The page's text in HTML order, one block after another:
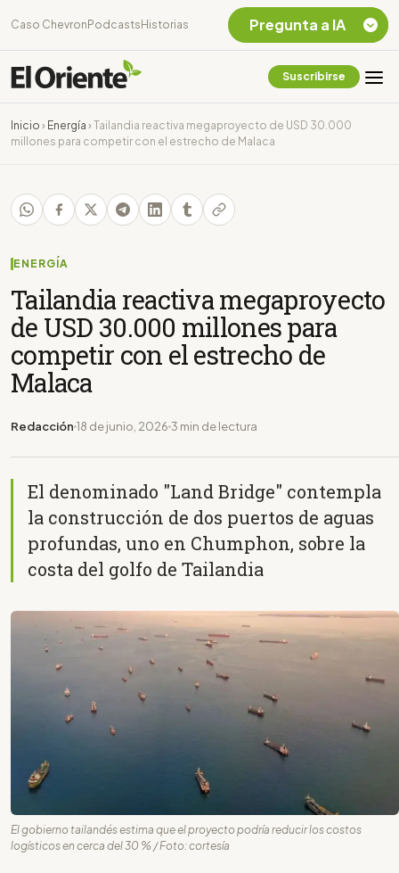
Caso Chevron Podcasts Historias
Suscribirse
Inicio › Energía › Tailandia reactiva megaproyecto de USD 30.000
millones para competir con el estrecho de Malaca
ENERGÍA
Tailandia reactiva megaproyecto
de USD 30.000 millones para
competir con el estrecho de
Malaca
Redacción 18 de junio, 2026 3 min de lectura
El denominado "Land Bridge" contempla
la construcción de dos puertos de aguas
profundas, uno en Chumphon, sobre la
costa del golfo de Tailandia
El gobierno tailandés estima que el proyecto podría reducir los costos
logísticos en cerca del 30 % / Foto: cortesía
Pregunta a IA
Chevron Ecuador